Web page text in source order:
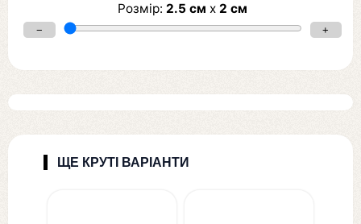
Розмір: 2.5 см x 2 см
− +
ЩЕ КРУТІ ВАРІАНТИ